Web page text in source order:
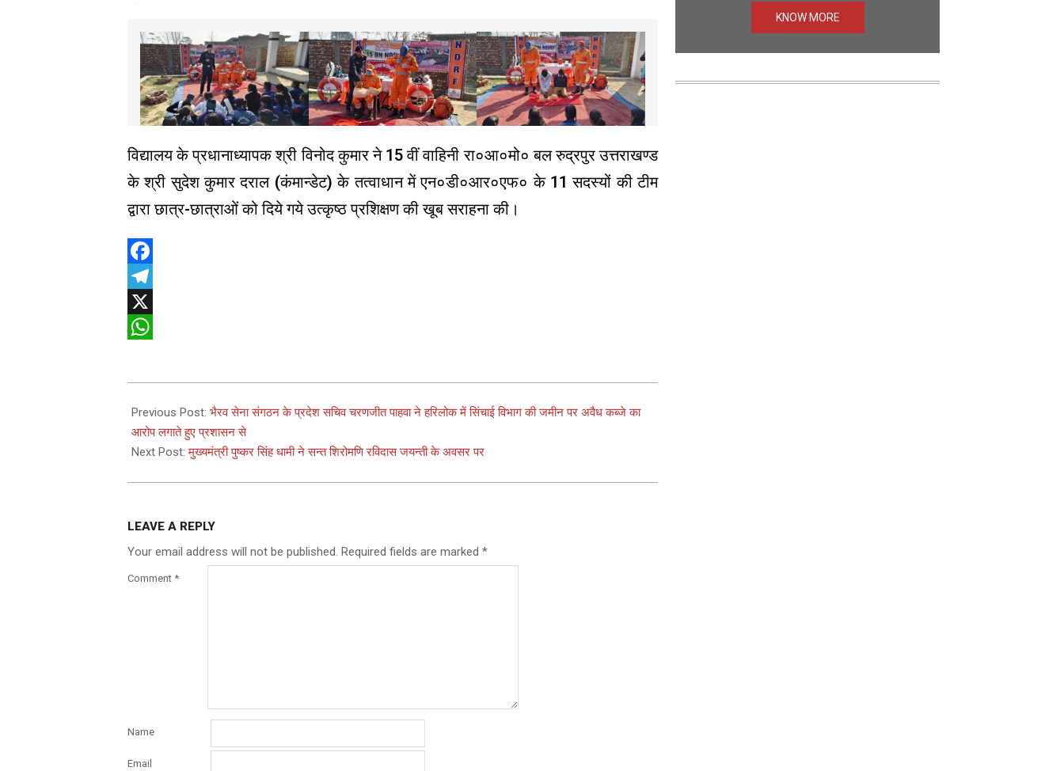
विद्यालय के प्रधानाध्यापक श्री विनोद कुमार ने 15 वीं वाहिनी रा०आ०मो० बल रुद्रपुर उत्तराखण्ड
के श्री सुदेश कुमार दराल (कंमान्डेट) के तत्वाधान में एन०डी०आर०एफ० के 11 सदस्यों की टीम
द्वारा छात्र-छात्राओं को दिये गये उत्कृष्ठ प्रशिक्षण की खूब सराहना की।
Facebook
Telegram
X
02-
11
Previous Post: भैरव सेना संगठन के प्रदेश सचिव चरणजीत पाहवा ने हरिलोक में सिंचाई विभाग की जमीन पर अवैध कब्जे का
आरोप लगाते हुए प्रशासन से
Next Post:मुख्यमंत्री पुष्कर सिंह धामी ने सन्त शिरोमणि रविदास जयन्ती के अवसर पर
LEAVE A REPLY
Your email address will not be published. Required fields are marked *
Comment *
Name
Email
KNOW MORE